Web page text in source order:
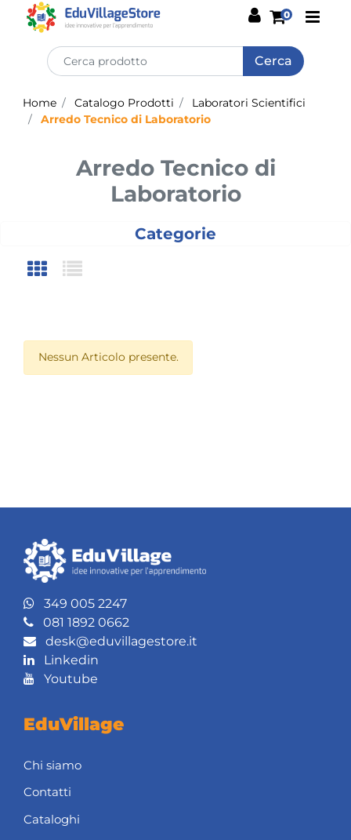
0
Home Catalogo Prodotti
Laboratori Scientifici
Arredo Tecnico di Laboratorio
Arredo Tecnico di
Laboratorio
Categorie
Nessun Articolo presente.
349 005 2247
081 1892 0662
desk@eduvillagestore.it
Linkedin
Youtube
EduVillage
Chi siamo
Contatti
Cataloghi